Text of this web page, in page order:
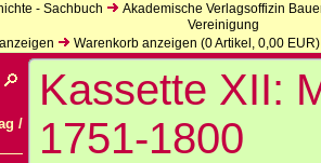
- Sachbuch
Akademische Verlagsoffizin
Vereinigung
Warenkorb anzeigen (0Artikel, 0,00 EUR)
/
Kassette XII:
1751-1800